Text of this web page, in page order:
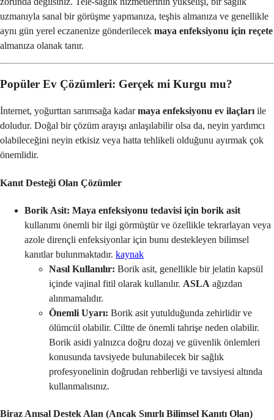
uzmanıyla sanal bir görüşme yapmanıza, teşhis almanıza ve genellikle
aynı gün yerel eczanenize gönderilecek maya enfeksiyonu için reçete
almanıza olanak tanır.
Popüler Ev Çözümleri: Gerçek mi Kurgu mu?
İnternet, yoğurttan sarımsağa kadarmaya enfeksiyonu ev ilaçlarıile
doludur. Doğal bir çözüm arayışı anlaşılabilir olsa da, neyin yardımcı
olabileceğini neyin etkisiz veya hatta tehlikeli olduğunu ayırmak çok
önemlidir.
Kanıt Desteği Olan Çözümler
Borik Asit: Maya enfeksiyonu tedavisi için borik asit
kullanımı önemli bir ilgi görmüştür ve özellikle tekrarlayan veya
azole dirençli enfeksiyonlar için bunu destekleyen bilimsel
kanıtlar bulunmaktadır. kaynak
Nasıl Kullanılır: Borik asit, genellikle bir jelatin kapsül
içinde vajinal fitil olarak kullanılır. ASLA ağızdan
alınmamalıdır.
Önemli Uyarı: Borik asit yutulduğunda zehirlidir ve
ölümcül olabilir. Ciltte de önemli tahrişe neden olabilir.
Borik asidi yalnızca doğru dozaj ve güvenlik önlemleri
konusunda tavsiyede bulunabilecek bir sağlık
profesyonelinin doğrudan rehberliği ve tavsiyesi altında
kullanmalısınız.
Biraz Anısal Destek Alan (Ancak Sınırlı Bilimsel Kanıtı Olan)